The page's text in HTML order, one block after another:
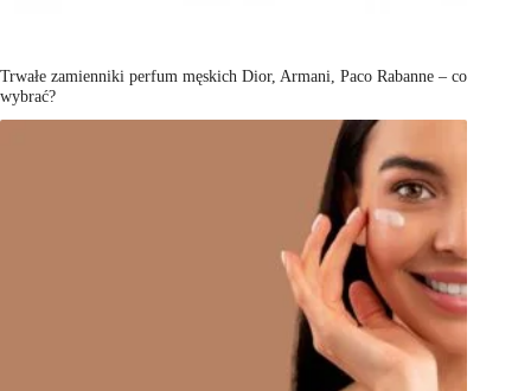
Trwałe zamienniki perfum męskich Dior, Armani, Paco Rabanne – co
wybrać?